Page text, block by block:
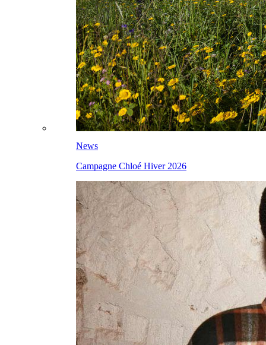
News
Campagne Chloé Hiver 2026